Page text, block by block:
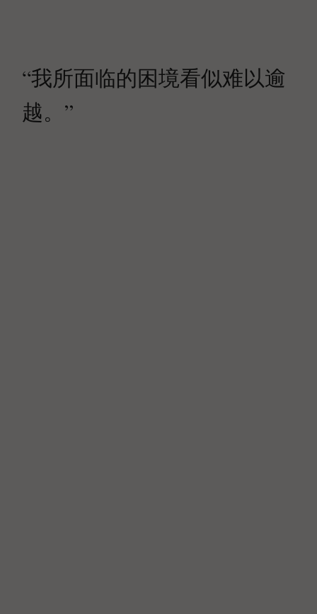
“我所面临的困境看似难以逾
越。”